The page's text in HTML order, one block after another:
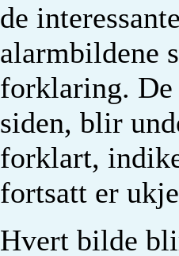
de
alarmbildene
forklaring. De
siden, blir
forklart,
fortsatt er
Hvert bilde